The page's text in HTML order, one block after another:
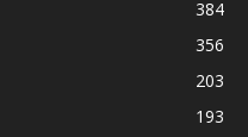
384
356
203
193